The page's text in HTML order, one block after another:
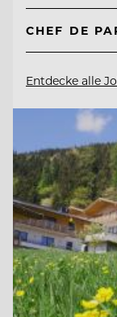
CHEF DE
Entdecke alle